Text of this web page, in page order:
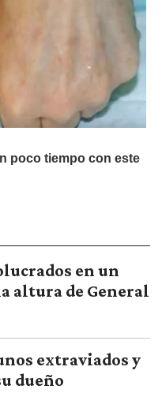
en un
altura de General
extraviados y
dueño